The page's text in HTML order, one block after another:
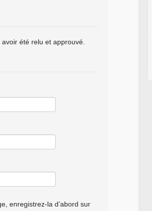
été relu et approuvé.
enregistrez-la d’abord sur